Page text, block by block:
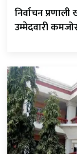
निर्वाचन
उम्मेदवारी